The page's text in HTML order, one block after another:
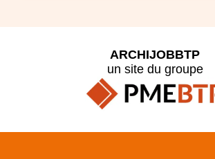
ARCHIJOBBTP
un site du groupe